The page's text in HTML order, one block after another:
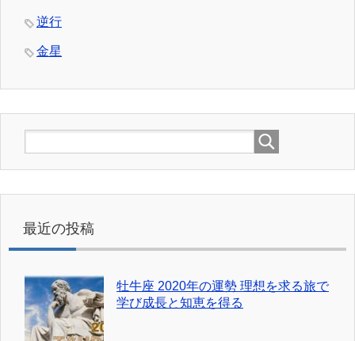
逆行
金星
最近の投稿
牡牛座 2020年の運勢 理想を求る旅で
学び成長と知恵を得る